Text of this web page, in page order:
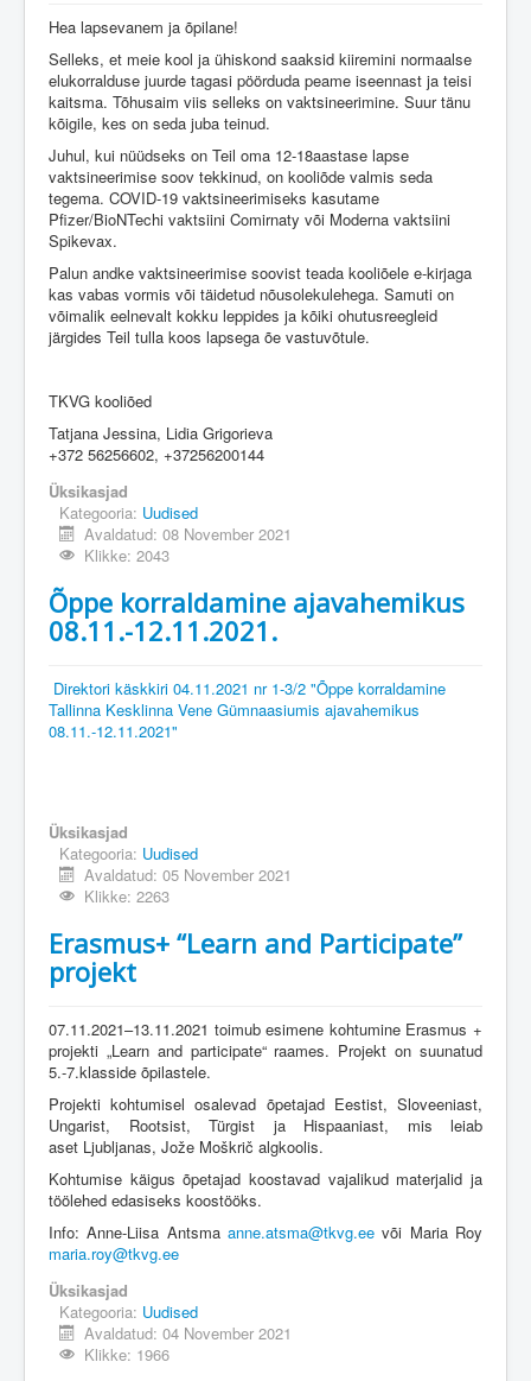
Hea lapsevanem ja õpilane!
Selleks, et meie kool ja ühiskond saaksid kiiremini normaalse
elukorralduse juurde tagasi pöörduda peame iseennast ja teisi
kaitsma. Tõhusaim viis selleks on vaktsineerimine. Suur tänu
kõigile, kes on seda juba teinud.
Juhul, kui nüüdseks on Teil oma 12-18aastase lapse
vaktsineerimise soov tekkinud, on kooliõde valmis seda
tegema. COVID-19 vaktsineerimiseks kasutame
Pfizer/BioNTechi vaktsiini Comirnaty või Moderna vaktsiini
Spikevax.
Palun andke vaktsineerimise soovist teada kooliõele e-kirjaga
kas vabas vormis või täidetud nõusolekulehega. Samuti on
võimalik eelnevalt kokku leppides ja kõiki ohutusreegleid
järgides Teil tulla koos lapsega õe vastuvõtule.
TKVG kooliõed
Tatjana Jessina, Lidia Grigorieva
+372 56256602, +37256200144
Üksikasjad
Kategooria: Uudised
Avaldatud: 08 November 2021
Klikke: 2043
Õppe korraldamine ajavahemikus
08.11.-12.11.2021.
Direktori käskkiri 04.11.2021 nr 1-3/2 "Õppe korraldamine
Tallinna Kesklinna Vene Gümnaasiumis ajavahemikus
08.11.-12.11.2021"
Üksikasjad
Kategooria: Uudised
Avaldatud: 05 November 2021
Klikke: 2263
Erasmus+ “Learn and Participate”
projekt
07.11.2021–13.11.2021 toimub esimene kohtumine Erasmus +
projekti „Learn and participate“ raames. Projekt on suunatud
5.-7.klasside õpilastele.
Projekti kohtumisel osalevad õpetajad Eestist, Sloveeniast,
Ungarist, Rootsist, Türgist ja Hispaaniast, mis leiab
aset Ljubljanas, Jože Moškrič algkoolis.
Kohtumise käigus õpetajad koostavad vajalikud materjalid ja
töölehed edasiseks koostööks.
Info: Anne-Liisa Antsma anne.atsma@tkvg.ee või Maria Roy
maria.roy@tkvg.ee
Üksikasjad
Kategooria: Uudised
Avaldatud: 04 November 2021
Klikke: 1966